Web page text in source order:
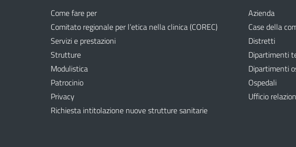
Come fare per
Comitato regionale per l’etica nella clinica (COREC)
Servizi e prestazioni
Strutture
Modulistica
Patrocinio
Privacy
Richiesta intitolazione nuove strutture sanitarie
Azienda
Case della
Distretti
Dipartimenti
Dipartimenti
Ospedali
Ufficio